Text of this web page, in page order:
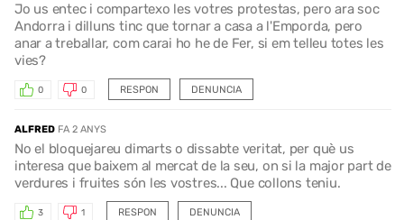
Jo us entec i compartexo les votres protestas, pero ara soc
Andorra i dilluns tinc que tornar a casa a l'Emporda, pero
anar a treballar, com carai ho he de Fer, si em telleu totes les
vies?
RESPON
0 0 DENUNCIA
ALFRED FA 2 ANYS
No el bloquejareu dimarts o dissabte veritat, per què us
interesa que baixem al mercat de la seu, on si la major part de
verdures i fruites són les vostres... Que collons teniu.
RESPON
3 1 DENUNCIA